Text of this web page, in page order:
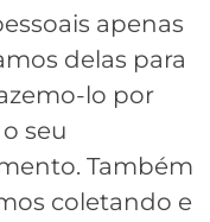
apenas
delas para
lo por
seu
Também
coletando e